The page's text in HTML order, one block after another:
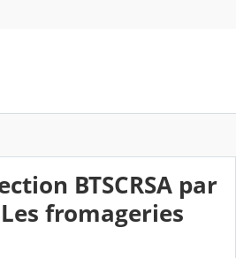
BTSCRSA par
fromageries